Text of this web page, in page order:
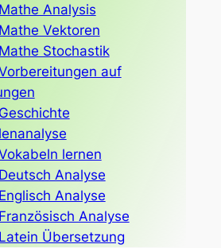
Analysis
Vektoren
Stochastik
auf
lernen
Analyse
Analyse
Analyse
Übersetzung